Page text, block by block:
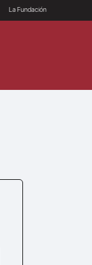
La Fundación